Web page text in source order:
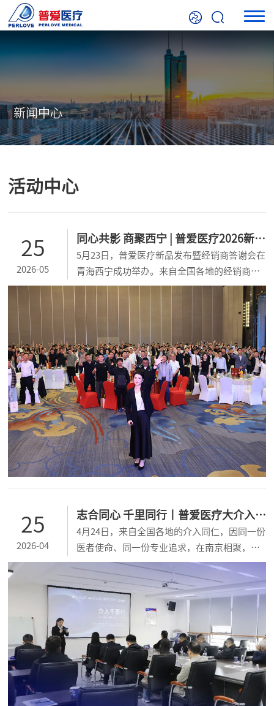
新闻中心
活动中心
25
2026-05
同心共影 商聚西宁 | 普爱医疗2026新品
发布暨经销商答谢会
5月23日，普爱医疗新品发布暨经销商答谢会在
青海西宁成功举办。来自全国各地的经销商伙
伴、行业同仁齐聚一堂，共同见证了普爱医疗
年度重磅新品的亮相，并就市场新机遇展开深
度交流。...
25
2026-04
志合同心 千里同行丨普爱医疗大介入临
床应用学习班全新启程
4月24日，来自全国各地的介入同仁，因同一份
医者使命、同一份专业追求，在南京相聚，共
同见证普爱医疗“介入千里行”大介入临床应
用学习班全新启程。...